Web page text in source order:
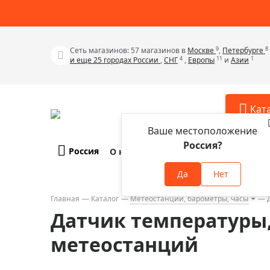
Сеть магазинов: 57 магазинов в Москве 9, Петербурге 8
и еще 25 городах России ,СНГ 4 , Европы 11 и Азии 1
Телескопы
Бинокли
Зрительные трубы
Лупы
Россия
Ваше местоположение
Россия?
Да Нет
О компании Оплата и доставка
Главная Каталог Метеостанции, барометры, часы
Датчик
метеостанций